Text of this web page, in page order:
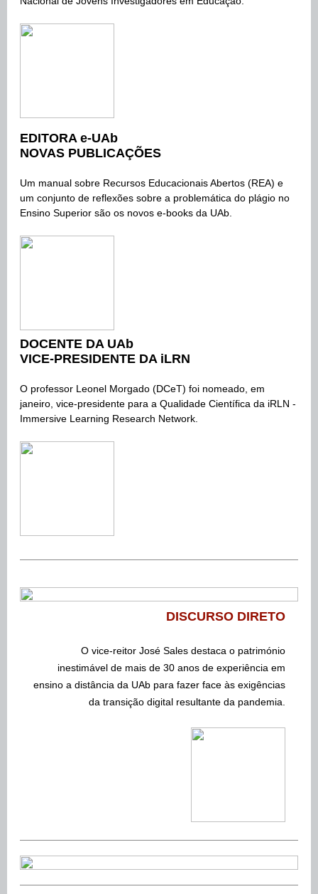
EDITORA e-UAb
NOVAS PUBLICAÇÕES
Um manual sobre Recursos Educacionais Abertos (REA) e
um conjunto de reflexões sobre a problemática do plágio no
Ensino Superior são os novos e-books da UAb.
DOCENTE DA UAb
VICE-PRESIDENTE DA iLRN
O professor Leonel Morgado (DCeT) foi nomeado, em
janeiro, vice-presidente para a Qualidade Científica da iRLN -
Immersive Learning Research Network.
DISCURSO DIRETO
O vice-reitor José Sales destaca o património
inestimável de mais de 30 anos de experiência em
ensino a distância da UAb para fazer face às exigências
da transição digital resultante da pandemia.